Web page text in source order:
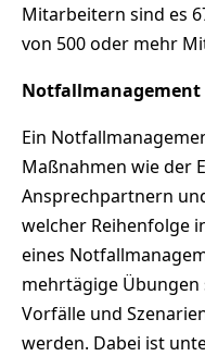
Mitarbeitern sind es
von 500 oder mehr
Notfallmanagement
Ein
Maßnahmen wie der
Ansprechpartnern
welcher Reihenfolge
eines
mehrtägige Übungen
Vorfälle und
werden. Dabei ist